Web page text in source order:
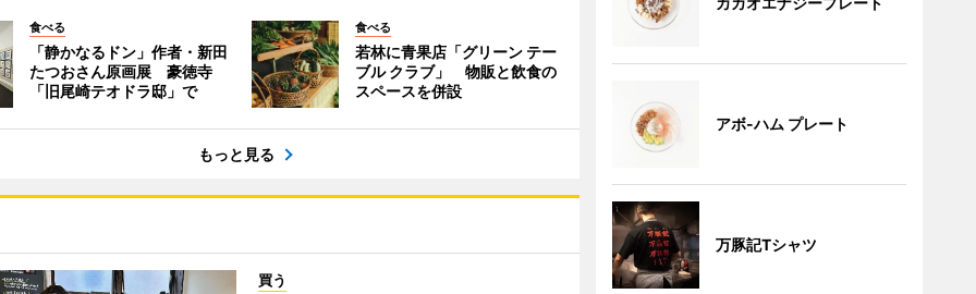
食べる
「静かなるドン」作者・新田
たつおさん原画展 豪徳寺
「旧尾崎テオドラ邸」で
食べる
若林に青果店「グリーン テー
ブル クラブ」 物販と飲食の
スペースを併設
もっと見る
買う
アボ-ハム プレート
万豚記Tシャツ